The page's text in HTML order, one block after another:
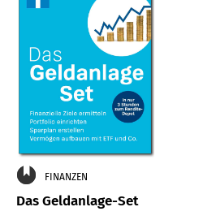
FINANZEN
Das Geldanlage-Set